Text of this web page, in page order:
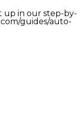
up in our step-by-
guides/auto-